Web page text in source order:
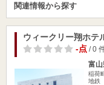
関連情報から探す
ウィークリー翔ホテ
-点/ 0
富
稲荷
地鉄